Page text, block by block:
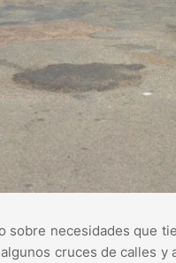
sobre necesidades que
cruces de calles